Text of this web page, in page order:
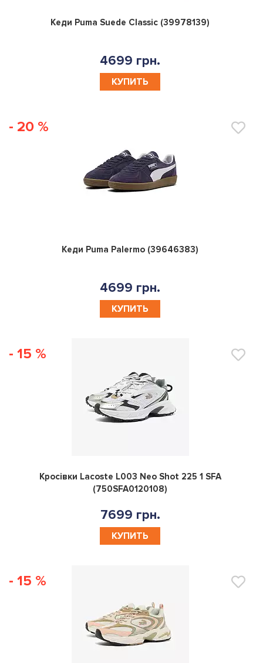
0
Кеди Puma Suede Classic (39978139)
4699 грн.
КУПИТЬ
- 20 %
0
Кеди Puma Palermo (39646383)
4699 грн.
КУПИТЬ
- 15 %
0
Кросівки Lacoste L003 Neo Shot 225 1 SFA
(750SFA0120108)
7699 грн.
КУПИТЬ
- 15 %